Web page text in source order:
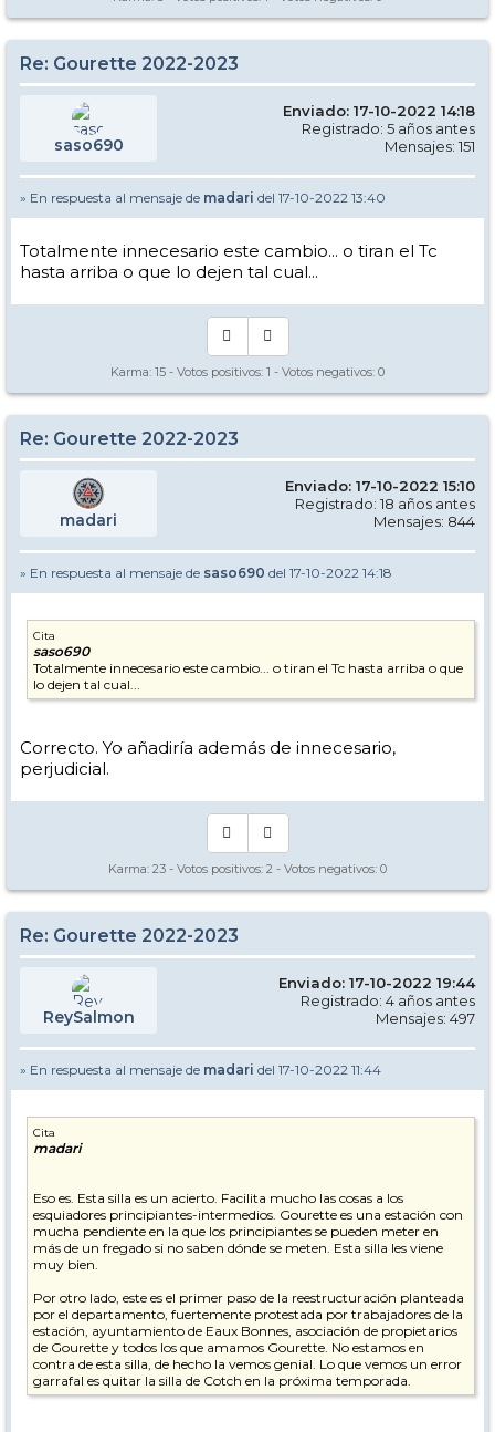
Re: Gourette 2022-2023
saso690
Enviado: 17-10-2022 14:18
Registrado: 5 años antes
Mensajes: 151
» En respuesta al mensaje de madari del 17-10-2022 13:40
Totalmente innecesario este cambio... o tiran el Tc
hasta arriba o que lo dejen tal cual...
Karma: 15 - Votos positivos: 1 - Votos negativos: 0
Re: Gourette 2022-2023
madari
Enviado: 17-10-2022 15:10
Registrado: 18 años antes
Mensajes: 844
» En respuesta al mensaje de saso690 del 17-10-2022 14:18
Cita
saso690
Totalmente innecesario este cambio... o tiran el Tc hasta arriba o que
lo dejen tal cual...
Correcto. Yo añadiría además de innecesario,
perjudicial.
Karma: 23 - Votos positivos: 2 - Votos negativos: 0
Re: Gourette 2022-2023
ReySalmon
Enviado: 17-10-2022 19:44
Registrado: 4 años antes
Mensajes: 497
» En respuesta al mensaje de madari del 17-10-2022 11:44
Cita
madari
Eso es. Esta silla es un acierto. Facilita mucho las cosas a los
esquiadores principiantes-intermedios. Gourette es una estación con
mucha pendiente en la que los principiantes se pueden meter en
más de un fregado si no saben dónde se meten. Esta silla les viene
muy bien.
Por otro lado, este es el primer paso de la reestructuración planteada
por el departamento, fuertemente protestada por trabajadores de la
estación, ayuntamiento de Eaux Bonnes, asociación de propietarios
de Gourette y todos los que amamos Gourette. No estamos en
contra de esta silla, de hecho la vemos genial. Lo que vemos un error
garrafal es quitar la silla de Cotch en la próxima temporada.